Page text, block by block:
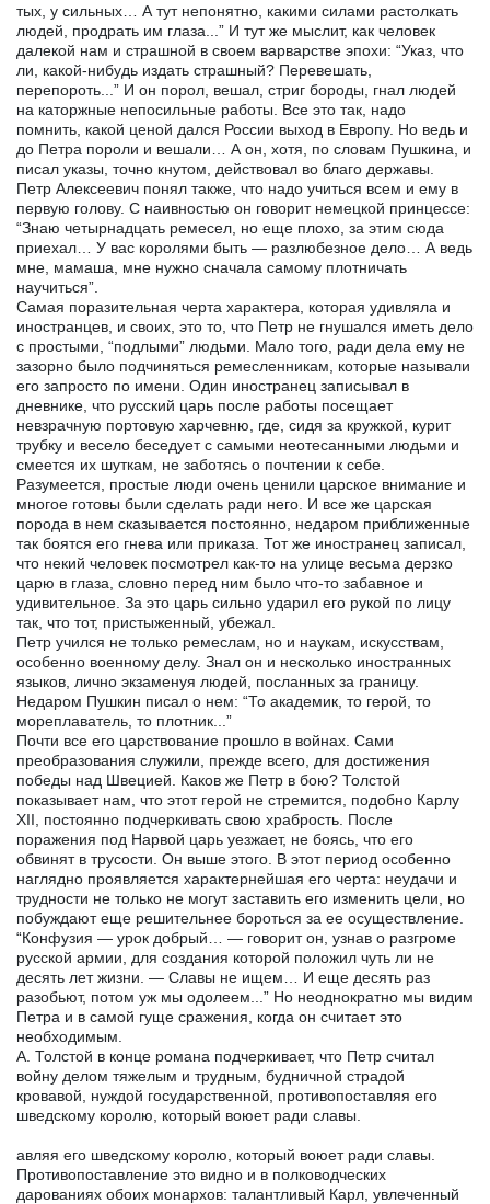
тых, у сильных… А тут непонятно, какими силами растолкать
людей, продрать им глаза...” И тут же мыслит, как человек
далекой нам и страшной в своем варварстве эпохи: “Указ, что
ли, какой-нибудь издать страшный? Перевешать,
перепороть...” И он порол, вешал, стриг бороды, гнал людей
на каторжные непосильные работы. Все это так, надо
помнить, какой ценой дался России выход в Европу. Но ведь и
до Петра пороли и вешали… А он, хотя, по словам Пушкина, и
писал указы, точно кнутом, действовал во благо державы.
Петр Алексеевич понял также, что надо учиться всем и ему в
первую голову. С наивностью он говорит немецкой принцессе:
“Знаю четырнадцать ремесел, но еще плохо, за этим сюда
приехал… У вас королями быть — разлюбезное дело… А ведь
мне, мамаша, мне нужно сначала самому плотничать
научиться”.
Самая поразительная черта характера, которая удивляла и
иностранцев, и своих, это то, что Петр не гнушался иметь дело
с простыми, “подлыми” людьми. Мало того, ради дела ему не
зазорно было подчиняться ремесленникам, которые называли
его запросто по имени. Один иностранец записывал в
дневнике, что русский царь после работы посещает
невзрачную портовую харчевню, где, сидя за кружкой, курит
трубку и весело беседует с самыми неотесанными людьми и
смеется их шуткам, не заботясь о почтении к себе.
Разумеется, простые люди очень ценили царское внимание и
многое готовы были сделать ради него. И все же царская
порода в нем сказывается постоянно, недаром приближенные
так боятся его гнева или приказа. Тот же иностранец записал,
что некий человек посмотрел как-то на улице весьма дерзко
царю в глаза, словно перед ним было что-то забавное и
удивительное. За это царь сильно ударил его рукой по лицу
так, что тот, пристыженный, убежал.
Петр учился не только ремеслам, но и наукам, искусствам,
особенно военному делу. Знал он и несколько иностранных
языков, лично экзаменуя людей, посланных за границу.
Недаром Пушкин писал о нем: “То академик, то герой, то
мореплаватель, то плотник...”
Почти все его царствование прошло в войнах. Сами
преобразования служили, прежде всего, для достижения
победы над Швецией. Каков же Петр в бою? Толстой
показывает нам, что этот герой не стремится, подобно Карлу
XII, постоянно подчеркивать свою храбрость. После
поражения под Нарвой царь уезжает, не боясь, что его
обвинят в трусости. Он выше этого. В этот период особенно
наглядно проявляется характернейшая его черта: неудачи и
трудности не только не могут заставить его изменить цели, но
побуждают еще решительнее бороться за ее осуществление.
“Конфузия — урок добрый… — говорит он, узнав о разгроме
русской армии, для создания которой положил чуть ли не
десять лет жизни. — Славы не ищем… И еще десять раз
разобьют, потом уж мы одолеем...” Но неоднократно мы видим
Петра и в самой гуще сражения, когда он считает это
необходимым.
А. Толстой в конце романа подчеркивает, что Петр считал
войну делом тяжелым и трудным, будничной страдой
кровавой, нуждой государственной, противопоставляя его
шведскому королю, который воюет ради славы.
авляя его шведскому королю, который воюет ради славы.
Противопоставление это видно и в полководческих
дарованиях обоих монархов: талантливый Карл, увлеченный